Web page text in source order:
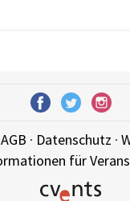
AGB · Datenschutz ·
für